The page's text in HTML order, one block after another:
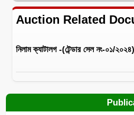
Auction Related
নিলাম ক্যাটালগ -(টেন্ডার সেল নং-০১/২০২৪)